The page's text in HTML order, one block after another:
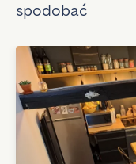
spodobać